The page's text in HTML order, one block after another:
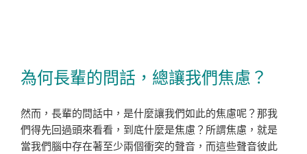
為何長輩的問話，總讓我們焦慮？
然而，長輩的問話中，是什麼讓我們如此的焦慮呢？那我
們得先回過頭來看看，到底什麼是焦慮？所謂焦慮，就是
當我們腦中存在著至少兩個衝突的聲音，而這些聲音彼此